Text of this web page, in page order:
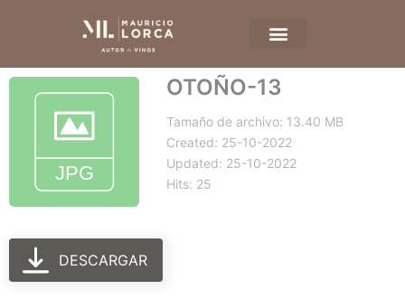
OTOÑO-13
Tamaño de archivo: 13.40 MB
Created: 25-10-2022
Updated: 25-10-2022
Hits: 25
DESCARGAR